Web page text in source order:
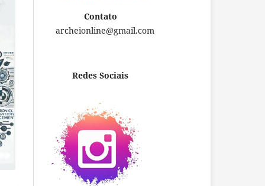
Contato
archeionline@gmail.com
Redes Sociais